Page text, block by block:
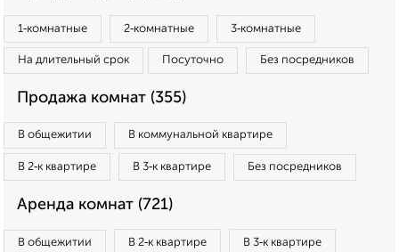
1‑комнатные 2‑комнатные 3‑комнатные
На длительный срок Посуточно Без посредников
Продажа комнат (355)
В общежитии В коммунальной квартире
В 2‑к квартире В 3‑к квартире Без посредников
Аренда комнат (721)
В общежитии В 2‑к квартире В 3‑к квартире